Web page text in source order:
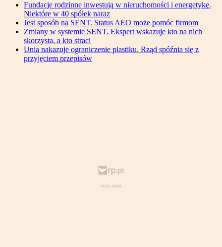
Fundacje rodzinne inwestują w nieruchomości i energetykę.
Niektóre w 40 spółek naraz
Jest sposób na SENT. Status AEO może pomóc firmom
Zmiany w systemie SENT. Ekspert wskazuje kto na nich
skorzysta, a kto straci
Unia nakazuje ograniczenie plastiku. Rząd spóźnia się z
przyjęciem przepisów